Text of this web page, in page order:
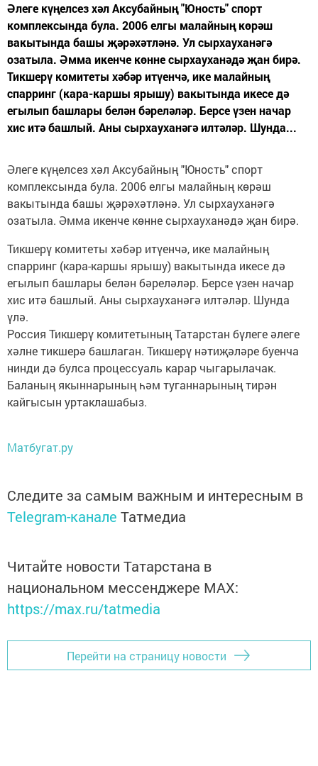
Әлеге күңелсез хәл Аксубайның "Юность" спорт
комплексында була. 2006 елгы малайның көрәш
вакытында башы җәрәхәтләнә. Ул сырхауханәгә
озатыла. Әмма икенче көнне сырхауханәдә җан бирә.
Тикшерү комитеты хәбәр итүенчә, ике малайның
спарринг (кара-каршы ярышу) вакытында икесе дә
егылып башлары белән бәреләләр. Берсе үзен начар
хис итә башлый. Аны сырхауханәгә илтәләр. Шунда...
Әлеге күңелсез хәл Аксубайның "Юность" спорт
комплексында була. 2006 елгы малайның көрәш
вакытында башы җәрәхәтләнә. Ул сырхауханәгә
озатыла. Әмма икенче көнне сырхауханәдә җан бирә.
Тикшерү комитеты хәбәр итүенчә, ике малайның
спарринг (кара-каршы ярышу) вакытында икесе дә
егылып башлары белән бәреләләр. Берсе үзен начар
хис итә башлый. Аны сырхауханәгә илтәләр. Шунда
үлә.
Россия Тикшерү комитетының Татарстан бүлеге әлеге
хәлне тикшерә башлаган. Тикшерү нәтиҗәләре буенча
нинди дә булса процессуаль карар чыгарылачак.
Баланың якыннарының һәм туганнарының тирән
кайгысын уртаклашабыз.
Матбугат.ру
Следите за самым важным и интересным в
Telegram-канале Татмедиа
Читайте новости Татарстана в
национальном мессенджере MАХ:
https://max.ru/tatmedia
Перейти на страницу новости